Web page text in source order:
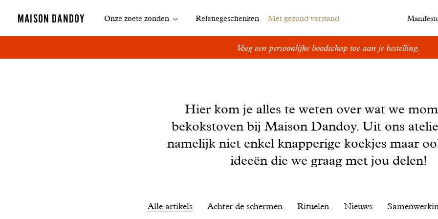
MAISON DANDOY Navigatie
Onze zoete zonden Relatiegeschenken Met gezond verstand
Voeg een persoonlijke boodschap toe aan je bestelling.
Hier kom je alles te weten over wat we
bekokstoven bij Maison Dandoy. Uit ons
namelijk niet enkel knapperige koekjes maar
ideeën die we graag met jou delen!
Alle artikels Achter de schermen Rituelen Nieuws